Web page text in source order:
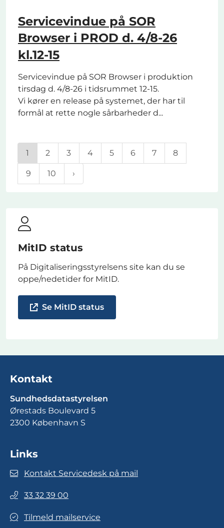
Servicevindue på SOR
Browser i PROD d. 4/8-26
kl.12-15
Servicevindue på SOR Browser i produktion
tirsdag d. 4/8-26 i tidsrummet 12-15.
Vi kører en release på systemet, der har til
formål at rette nogle sårbarheder d...
1 2 3 4 5 6 7 8
9 10
MitID status
På Digitaliseringsstyrelsens site kan du se
oppe/nedetider for MitID.
Se MitID status
Kontakt
Sundhedsdatastyrelsen
Ørestads Boulevard 5
2300 København S
Links
Kontakt Servicedesk på mail
33 32 39 00
Tilmeld mailservice